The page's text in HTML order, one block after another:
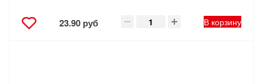
23.90 руб В корзину